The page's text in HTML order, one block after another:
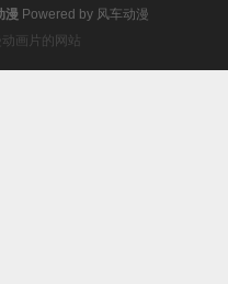
漫 Powered by 风车动漫
画片的网站